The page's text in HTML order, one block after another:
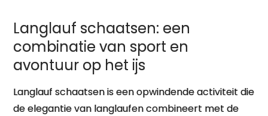
Langlauf schaatsen: een
combinatie van sport en
avontuur op het ijs
Langlauf schaatsen is een opwindende activiteit die
de elegantie van langlaufen combineert met de